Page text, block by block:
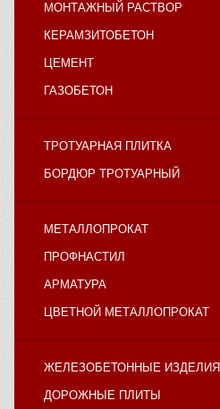
МОНТАЖНЫЙ РАСТВОР
КЕРАМЗИТОБЕТОН
ЦЕМЕНТ
ГАЗОБЕТОН
ТРОТУАРНАЯ ПЛИТКА
БОРДЮР ТРОТУАРНЫЙ
МЕТАЛЛОПРОКАТ
ПРОФНАСТИЛ
АРМАТУРА
ЦВЕТНОЙ МЕТАЛЛОПРОКАТ
ЖЕЛЕЗОБЕТОННЫЕ ИЗДЕЛИЯ
ДОРОЖНЫЕ ПЛИТЫ